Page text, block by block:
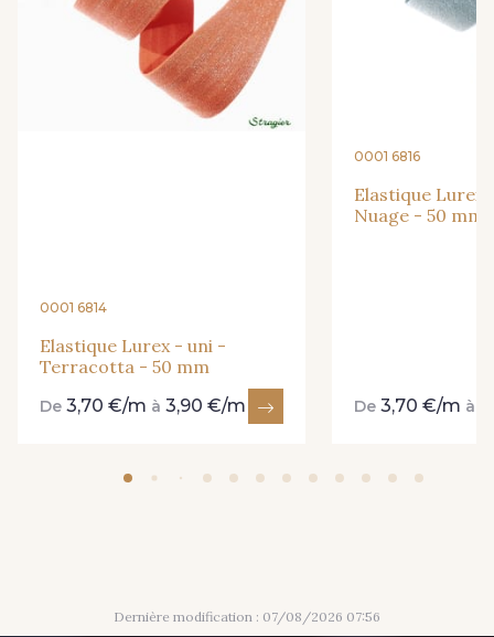
38 - Multicolore
0001 6814
Elastique Lurex - uni -
Terracotta - 50 mm
De 3,70 €/m à 3,90 €/m
0001 6816
Elastique Lurex
Nuage - 50 mm
De3,70 €/m à
Dernière modification : 07/08/2026 07:56